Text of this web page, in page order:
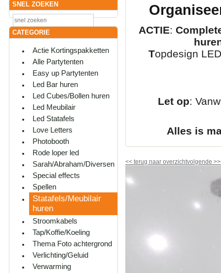
SNEL ZOEKEN
CATEGORIE
Actie Kortingspakketten
Alle Partytenten
Easy up Partytenten
Led Bar huren
Led Cubes/Bollen huren
Led Meubilair
Led Statafels
Love Letters
Photobooth
Rode loper led
Sarah/Abraham/Diversen
Special effects
Spellen
Statafels/Meubilair
huren
Stroomkabels
Tap/Koffie/Koeling
Thema Foto achtergrond
Verlichting/Geluid
Verwarming
ACTIE:
Topdesign
Let op:
Alles is
<< terug naar overzichtvolgende >>